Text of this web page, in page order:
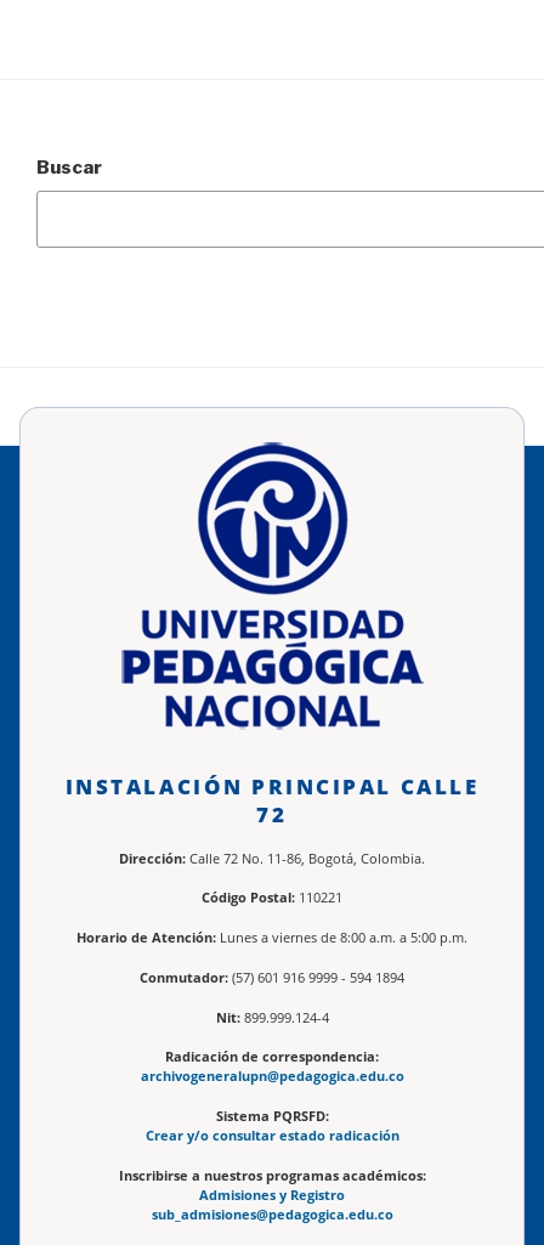
Buscar
INSTALACIÓN PRINCIPAL CALLE
72
Dirección: Calle 72 No. 11-86, Bogotá, Colombia.
Código Postal: 110221
Horario de Atención: Lunes a viernes de 8:00 a.m. a 5:00 p.m.
Conmutador: (57) 601 916 9999 - 594 1894
Nit:899.999.124-4
Radicación de correspondencia:
archivogeneralupn@pedagogica.edu.co
Sistema PQRSFD:
Crear y/o consultar estado radicación
Inscribirse a nuestros programas académicos:
Admisiones y Registro
sub_admisiones@pedagogica.edu.co